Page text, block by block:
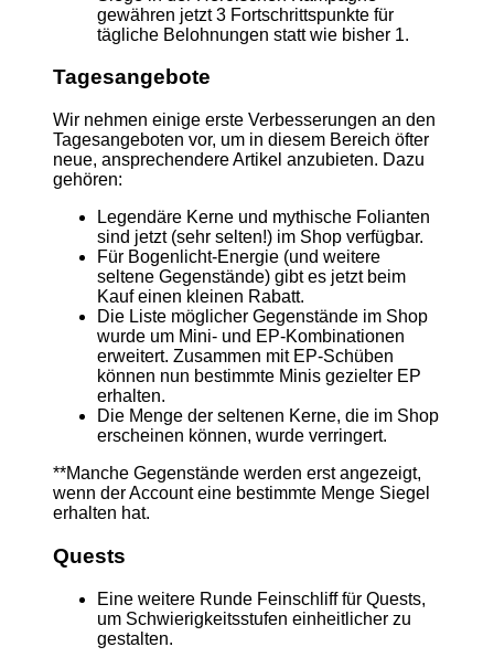
gewähren jetzt 3 Fortschrittspunkte für
tägliche Belohnungen statt wie bisher 1.
Tagesangebote
Wir nehmen einige erste Verbesserungen an den
Tagesangeboten vor, um in diesem Bereich öfter
neue, ansprechendere Artikel anzubieten. Dazu
gehören:
Legendäre Kerne und mythische Folianten
sind jetzt (sehr selten!) im Shop verfügbar.
Für Bogenlicht-Energie (und weitere
seltene Gegenstände) gibt es jetzt beim
Kauf einen kleinen Rabatt.
Die Liste möglicher Gegenstände im Shop
wurde um Mini- und EP-Kombinationen
erweitert. Zusammen mit EP-Schüben
können nun bestimmte Minis gezielter EP
erhalten.
Die Menge der seltenen Kerne, die im Shop
erscheinen können, wurde verringert.
**Manche Gegenstände werden erst angezeigt,
wenn der Account eine bestimmte Menge Siegel
erhalten hat.
Quests
Eine weitere Runde Feinschliff für Quests,
um Schwierigkeitsstufen einheitlicher zu
gestalten.